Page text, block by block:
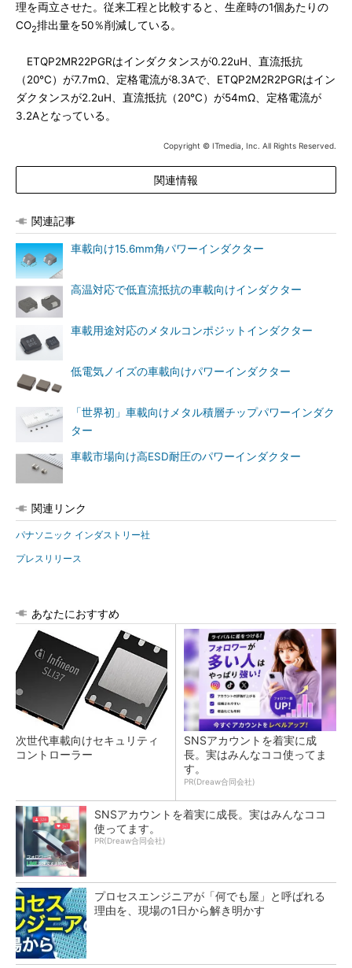
理を両立させた。従来工程と比較すると、生産時の1個あたりの
CO2排出量を50％削減している。
ETQP2MR22PGRはインダクタンスが0.22uH、直流抵抗
（20℃）が7.7mΩ、定格電流が8.3Aで、ETQP2M2R2PGRはイン
ダクタンスが2.2uH、直流抵抗（20℃）が54mΩ、定格電流が
3.2Aとなっている。
Copyright © ITmedia, Inc. All Rights Reserved.
関連情報
関連記事
車載向け15.6mm角パワーインダクター
高温対応で低直流抵抗の車載向けインダクター
車載用途対応のメタルコンポジットインダクター
低電気ノイズの車載向けパワーインダクター
「世界初」車載向けメタル積層チップパワーインダク
ター
車載市場向け高ESD耐圧のパワーインダクター
関連リンク
パナソニック インダストリー社
プレスリリース
あなたにおすすめ
次世代車載向けセキュリティ
コントローラー
SNSアカウントを着実に成
長。実はみんなココ使ってま
す。
PR(Dreaw合同会社)
SNSアカウントを着実に成長。実はみんなココ
使ってます。
PR(Dreaw合同会社)
プロセスエンジニアが「何でも屋」と呼ばれる
理由を、現場の1日から解き明かす